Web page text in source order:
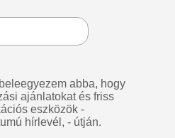
abba, hogy
ajánlatokat és friss
eszközök -
hírlevél, - útján.